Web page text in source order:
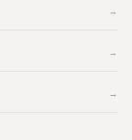
→
→
→